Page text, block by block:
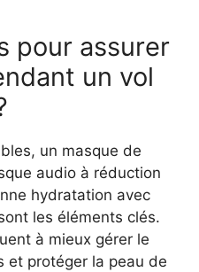
pour assurer
un vol
un masque de
audio à réduction
hydratation avec
les éléments clés.
à mieux gérer le
et protéger la peau de